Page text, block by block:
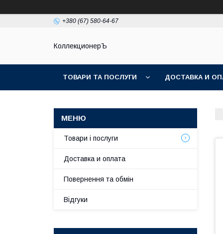
+380 (67) 580-64-67
КоллекционерЪ
ТОВАРИ ТА ПОСЛУГИ ДОСТАВКА И
Товари і послуги
Доставка и оплата
Повернення та обмін
Відгуки